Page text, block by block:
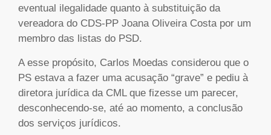
eventual ilegalidade quanto à substituição da
vereadora do CDS-PP Joana Oliveira Costa por um
membro das listas do PSD.
A esse propósito, Carlos Moedas considerou que o
PS estava a fazer uma acusação “grave” e pediu à
diretora jurídica da CML que fizesse um parecer,
desconhecendo-se, até ao momento, a conclusão
dos serviços jurídicos.